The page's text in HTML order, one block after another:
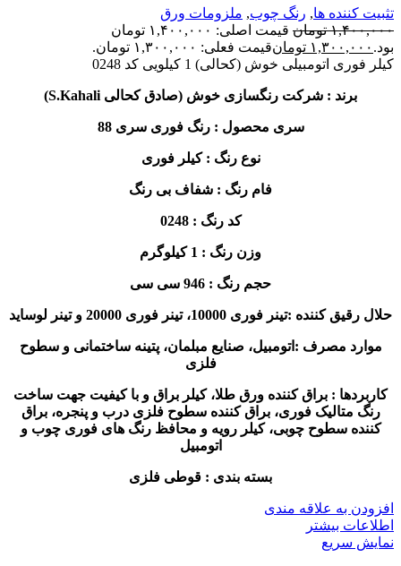
تثبیت کننده ها, رنگ چوب, ملزومات ورق
۱,۴۰۰,۰۰۰ تومان
قیمت اصلی: ۱,۴۰۰,۰۰۰ تومان
بود. ۱,۳۰۰,۰۰۰ تومانقیمت فعلی: ۱,۳۰۰,۰۰۰ تومان.
کیلر فوری اتومبیلی خوش (کحالی) 1 کیلویی کد 0248
برند : شرکت رنگسازی خوش (صادق کحالی S.Kahali)
سری محصول : رنگ فوری سری 88
نوع رنگ : کیلر فوری
فام رنگ : شفاف بی رنگ
کد رنگ : 0248
وزن رنگ : 1 کیلوگرم
حجم رنگ : 946 سی سی
حلال رقیق کننده :تینر فوری 10000، تینر فوری 20000 و تینر لوساید
موارد مصرف :اتومبیل، صنایع مبلمان، پتینه ساختمانی و سطوح
فلزی
کاربردها : براق کننده ورق طلا، کیلر براق و با کیفیت جهت ساخت
رنگ متالیک فوری، براق کننده سطوح فلزی درب و پنجره، براق
کننده سطوح چوبی، کیلر رویه و محافظ رنگ های فوری چوب و
اتومبیل
بسته بندی : قوطی فلزی
افزودن به علاقه مندی
اطلاعات بیشتر
نمایش سریع